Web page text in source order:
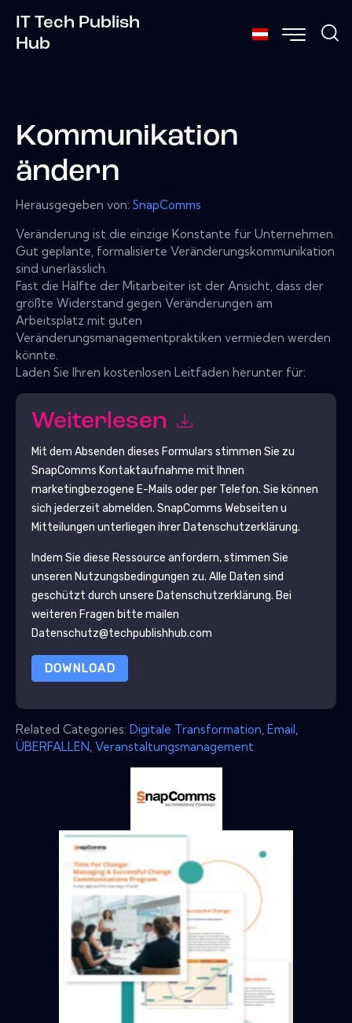
IT Tech Publish
Hub
Kommunikation
ändern
Herausgegeben von: SnapComms
Veränderung ist die einzige Konstante für Unternehmen.
Gut geplante, formalisierte Veränderungskommunikation
sind unerlässlich.
Fast die Hälfte der Mitarbeiter ist der Ansicht, dass der
größte Widerstand gegen Veränderungen am
Arbeitsplatz mit guten
Veränderungsmanagementpraktiken vermieden werden
könnte.
Laden Sie Ihren kostenlosen Leitfaden herunter für:
Weiterlesen
Mit dem Absenden dieses Formulars stimmen Sie zu
SnapComms Kontaktaufnahme mit Ihnen
marketingbezogene E-Mails oder per Telefon. Sie können
sich jederzeit abmelden. SnapComms Webseiten u
Mitteilungen unterliegen ihrer Datenschutzerklärung.
Indem Sie diese Ressource anfordern, stimmen Sie
unseren Nutzungsbedingungen zu. Alle Daten sind
geschützt durch unsere Datenschutzerklärung. Bei
weiteren Fragen bitte mailen
Datenschutz@techpublishhub.com
DOWNLOAD
Related Categories: Digitale Transformation Email
ÜBERFALLEN Veranstaltungsmanagement